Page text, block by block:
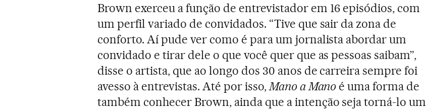
Brown exerceu a função de entrevistador em 16 episódios, com
um perfil variado de convidados. “Tive que sair da zona de
conforto. Aí pude ver como é para um jornalista abordar um
convidado e tirar dele o que você quer que as pessoas saibam”,
disse o artista, que ao longo dos 30 anos de carreira sempre foi
avesso à entrevistas. Até por isso,Mano a Mano é uma forma de
também conhecer Brown, ainda que a intenção seja torná-lo um